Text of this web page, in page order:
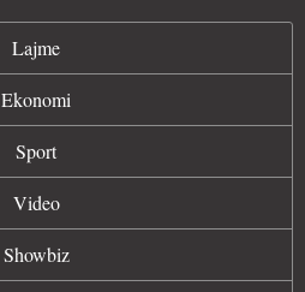
Lajme
Ekonomi
Sport
Video
Showbiz